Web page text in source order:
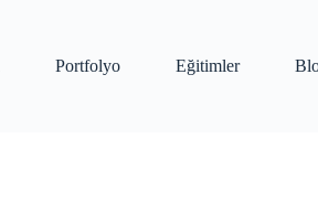
Portfolyo Eğitimler